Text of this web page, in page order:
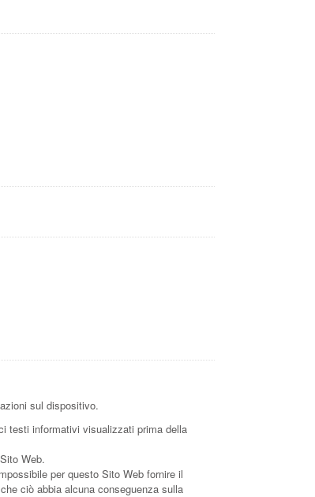
sul dispositivo.
testi informativi visualizzati prima della
Web.
per questo Sito Web fornire il
ciò abbia alcuna conseguenza sulla